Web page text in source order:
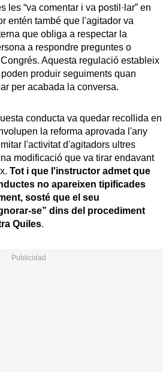
les “va comentar i va postil·lar” en
entén també que l'agitador va
que obliga a respectar la
a respondre preguntes o
Aquesta regulació estableix
produir seguiments quan
per acabada la conversa.
conducta va quedar recollida en
la reforma aprovada l'any
l'activitat d'agitadors ultres
modificació que va tirar endavant
Tot i que l'instructor admet que
no apareixen tipificades
sosté que el seu
se” dins del procediment
Quiles.